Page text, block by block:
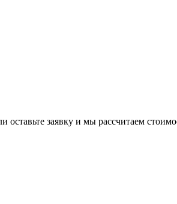
заявку и мы рассчитаем